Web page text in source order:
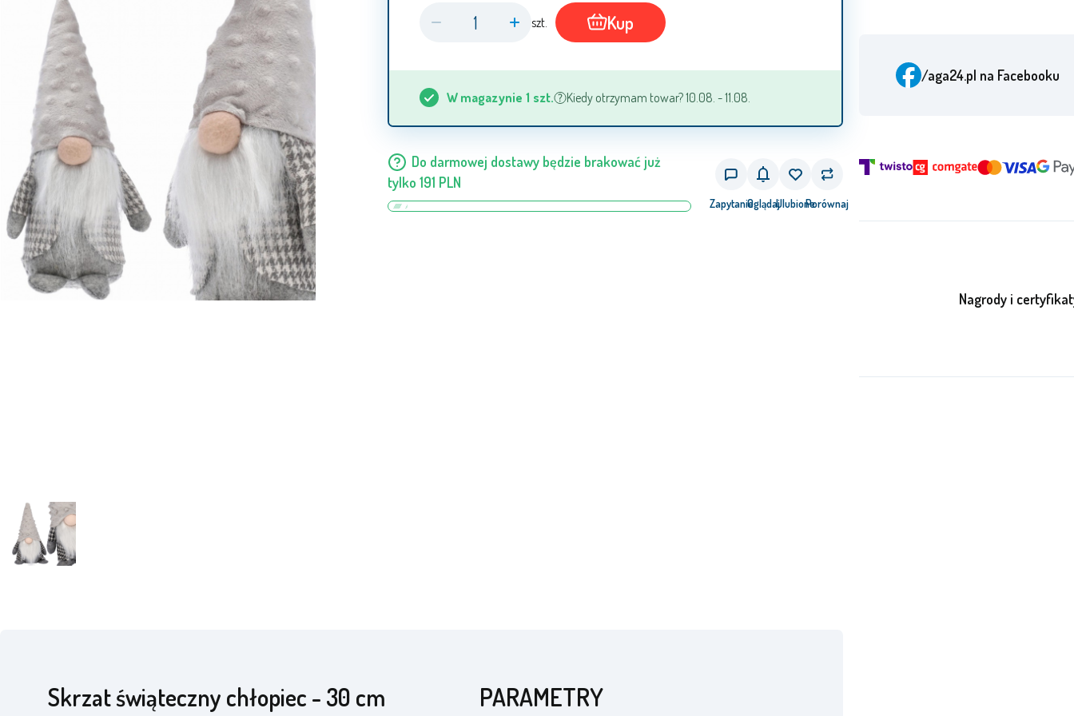
szt. Kup
W magazynie 1 szt. Kiedy otrzymam towar? 10.08. - 11.08.
Do darmowej dostawy będzie brakować już
tylko 191 PLN
ZapytanieOglądajUlubionePorównaj
Skrzat świąteczny chłopiec - 30 cm PARAMETRY
/aga24.pl na Facebooku
Nagrody i